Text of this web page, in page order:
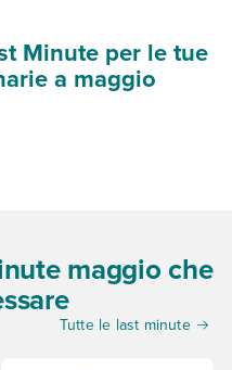
Minute per le tue
a maggio
maggio che
Tutte le last minute